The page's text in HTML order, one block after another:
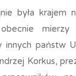
była krajem
innych państw
Korkus,